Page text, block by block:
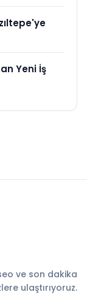
Yeni İş
ve son dakika
ulaştırıyoruz.